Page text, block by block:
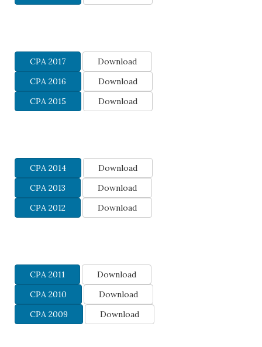
CPA 2017
Download
CPA 2016
Download
CPA 2015
Download
CPA 2014
Download
CPA 2013
Download
CPA 2012
Download
CPA 2011
Download
CPA 2010
Download
CPA 2009
Download